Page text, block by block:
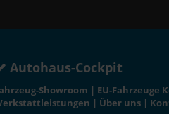
Autohaus-Cockpit
Showroom | EU-Fahrzeuge
| Über uns |